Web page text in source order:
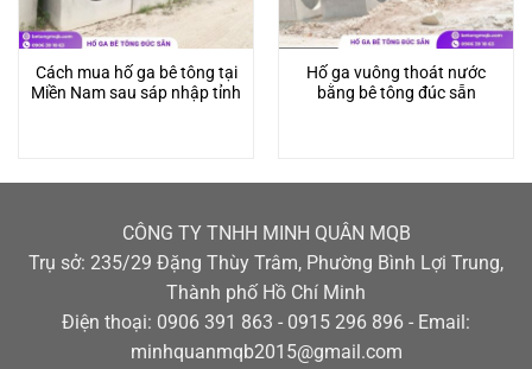
Cách mua hố ga bê tông tại
Miền Nam sau sáp nhập tỉnh
Hố ga vuông thoát nước
bằng bê tông đúc sẵn
CÔNG TY TNHH MINH QUÂN MQB
Trụ sở: 235/29 Đặng Thùy Trâm, Phường Bình Lợi Trung,
Thành phố Hồ Chí Minh
Điện thoại: 0906 391 863 - 0915 296 896 - Email:
minhquanmqb2015@gmail.com